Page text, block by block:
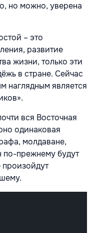
но можно, уверена
– это
развитие
жизни, только эти
в стране. Сейчас
наглядным является
вся Восточная
одинаковая
молдаване,
по-прежнему будут
произойдут